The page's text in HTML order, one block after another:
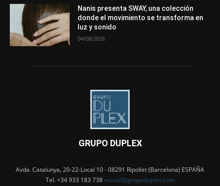
Nanis presenta SWAY, una colección
donde el movimiento se transforma en
luz y sonido
04/08/2026
GRUPO DUPLEX
Avda. Catalunya, 20-22-Local 10 - 08291 Ripollet (Barcelona) ESPAÑA
Tel. +34 933 183 738 -social@grupoduplex.com